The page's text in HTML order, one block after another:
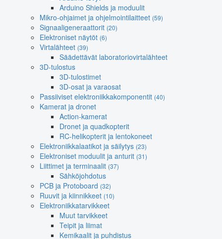
Arduino Shields ja moduulit
Mikro-ohjaimet ja ohjelmointilaitteet (59)
Signaaligeneraattorit (20)
Elektroniset näytöt (6)
Virtalähteet (39)
Säädettävät laboratoriovirtalähteet
3D-tulostus
3D-tulostimet
3D-osat ja varaosat
Passiiviset elektroniikkakomponentit (40)
Kamerat ja dronet
Action-kamerat
Dronet ja quadkopterit
RC-helikopterit ja lentokoneet
Elektroniikkalaatikot ja säilytys (23)
Elektroniset moduulit ja anturit (31)
Liittimet ja terminaalit (37)
Sähköjohdotus
PCB ja Protoboard (32)
Ruuvit ja kiinnikkeet (10)
Elektroniikkatarvikkeet
Muut tarvikkeet
Teipit ja liimat
Kemikaalit ja puhdistus